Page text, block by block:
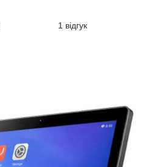
1 відгук